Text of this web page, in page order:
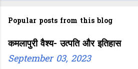
Popular posts from this blog
कमलापुरी वैश्य- उत्पति और इतिहास
September 03, 2023